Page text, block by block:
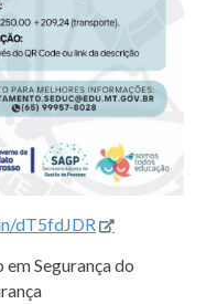
dT5fdJDR
Segurança do